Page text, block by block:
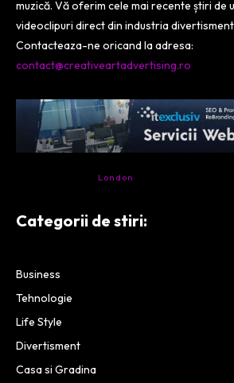
muzică. Vă oferim cele mai recente știri de
videoclipuri direct din industria
Contacteaza-ne oricand la adresa:
contact@creativeartadvertising.ro
London
Categorii de stiri:
Business
Tehnologie
Life Style
Divertisment
Casa si Gradina